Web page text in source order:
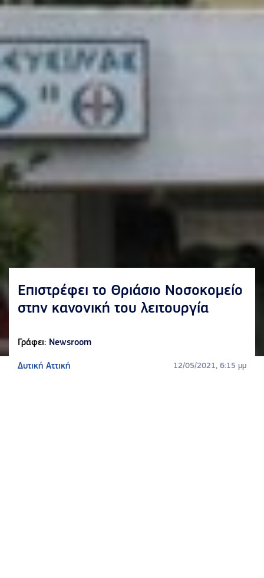
Επιστρέφει το Θριάσιο Νοσοκομείο
στην κανονική του λειτουργία
Γράφει: Newsroom
Δυτική Αττική 12/05/2021, 6:15 μμ